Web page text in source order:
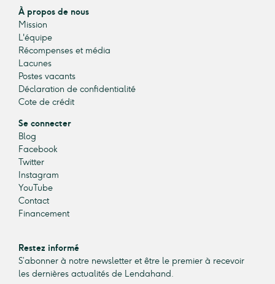
À propos de nous
Mission
L'équipe
Récompenses et média
Lacunes
Postes vacants
Déclaration de confidentialité
Cote de crédit
Se connecter
Blog
Facebook
Twitter
Instagram
YouTube
Contact
Financement
Restez informé
S’abonner à notre newsletter et être le premier à recevoir
les dernières actualités de Lendahand.